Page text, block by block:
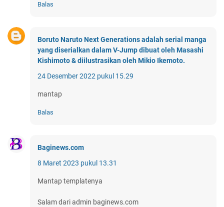
Balas
Boruto Naruto Next Generations adalah serial manga
yang diserialkan dalam V-Jump dibuat oleh Masashi
Kishimoto & diilustrasikan oleh Mikio Ikemoto.
24 Desember 2022 pukul 15.29
mantap
Balas
Baginews.com
8 Maret 2023 pukul 13.31
Mantap templatenya
Salam dari admin baginews.com